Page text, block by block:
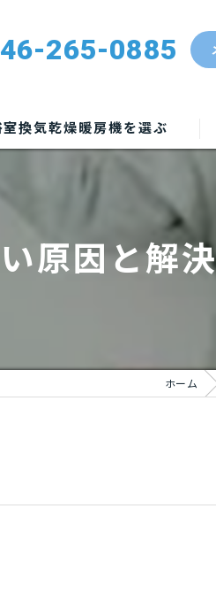
265-0885
室換気乾燥暖房機を選ぶ
原因と解
ホーム